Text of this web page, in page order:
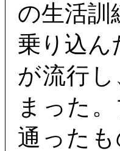
の生活訓
乗り込ん
が流行
まった
通った